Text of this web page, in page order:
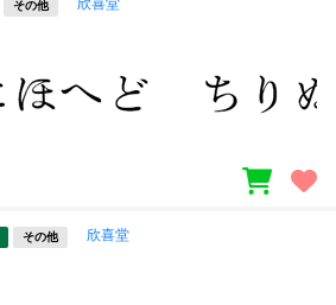
その他 欣喜堂
その他 欣喜堂